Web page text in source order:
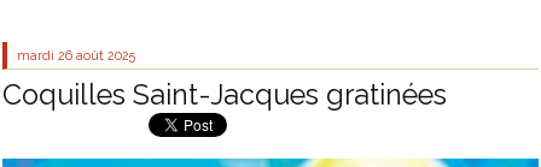
mardi 26 août 2025
Coquilles Saint-Jacques gratinées